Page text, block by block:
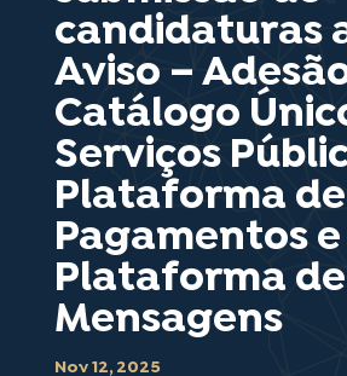
candidaturas
Aviso –
Catálogo
Serviços
Plataforma de
Pagamentos
Plataforma de
Mensagens
Nov 12, 2025